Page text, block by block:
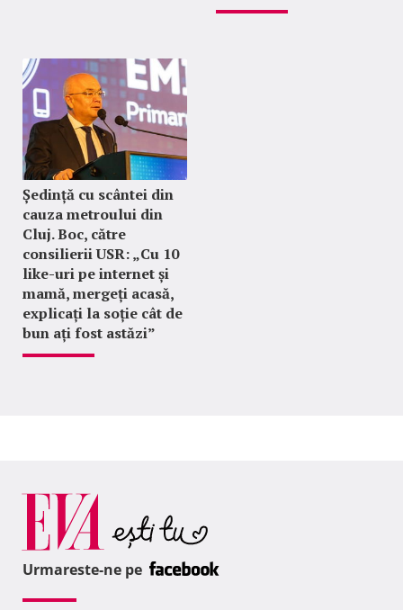
Ședință cu scântei din
cauza metroului din
Cluj. Boc, către
consilierii USR: „Cu 10
like-uri pe internet și
mamă, mergeți acasă,
explicați la soție cât de
bun ați fost astăzi”
Urmareste-ne pe